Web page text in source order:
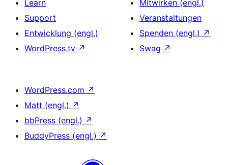
Learn
Support
Entwicklung (engl.)
WordPress.tv ↗
Mitwirken (engl.)
Veranstaltungen
Spenden (engl.) ↗
Swag ↗
WordPress.com ↗
Matt (engl.) ↗
bbPress (engl.) ↗
BuddyPress (engl.) ↗